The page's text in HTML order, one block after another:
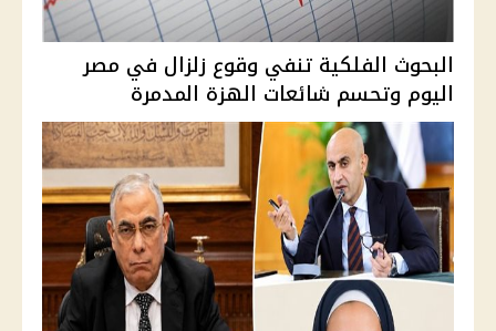
البحوث الفلكية تنفي وقوع زلزال في مصر
اليوم وتحسم شائعات الهزة المدمرة